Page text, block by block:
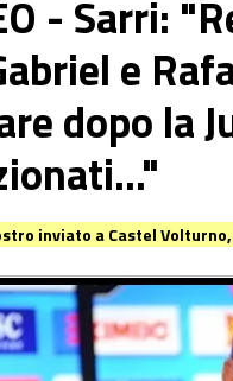
- Sarri:
e
dopo la
inviato a Castel Volturno,